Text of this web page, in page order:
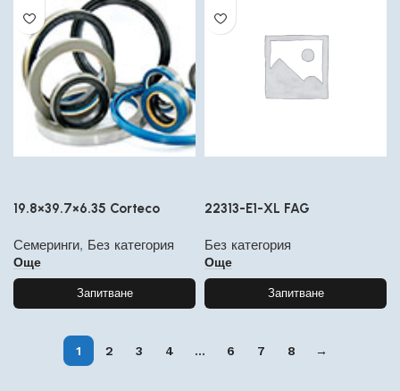
19.8×39.7×6.35 Corteco
Семеринги, Без категория
Още
Запитване
22313-E1-XL FAG
Без категория
Още
Запитване
1 2 3 4 … 6 7 8 →